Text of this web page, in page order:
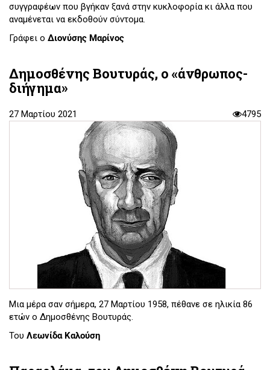
συγγραφέων που βγήκαν ξανά στην κυκλοφορία κι άλλα που
αναμένεται να εκδοθούν σύντομα.
Γράφει ο Διονύσης Μαρίνος
Δημοσθένης Βουτυράς, ο «άνθρωπος-
διήγημα»
27 Μαρτίου 2021 4795
Μια μέρα σαν σήμερα, 27 Μαρτίου 1958, πέθανε σε ηλικία 86
ετών ο Δημοσθένης Βουτυράς.
Του Λεωνίδα Καλούση